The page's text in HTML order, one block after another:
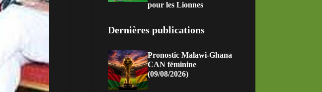
pour les Lionnes
Dernières publications
Pronostic Malawi-Ghana
CAN féminine
(09/08/2026)